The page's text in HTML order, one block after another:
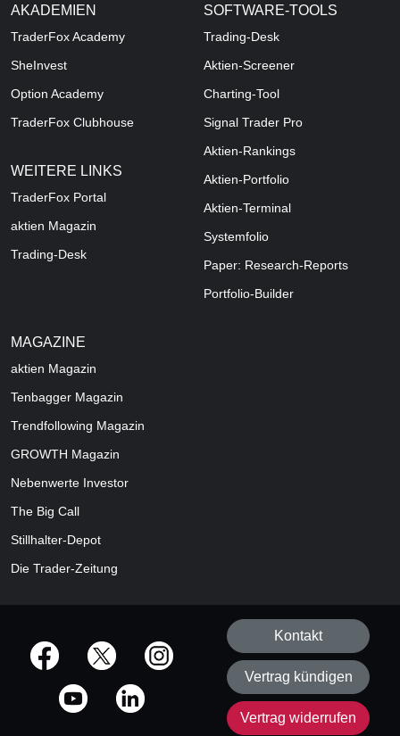
AKADEMIEN
TraderFox Academy
SheInvest
Option Academy
TraderFox Clubhouse
WEITERE LINKS
TraderFox Portal
aktien Magazin
Trading-Desk
SOFTWARE-TOOLS
Trading-Desk
Aktien-Screener
Charting-Tool
Signal Trader Pro
Aktien-Rankings
Aktien-Portfolio
Aktien-Terminal
Systemfolio
Paper: Research-Reports
Portfolio-Builder
MAGAZINE
aktien Magazin
Tenbagger Magazin
Trendfollowing Magazin
GROWTH Magazin
Nebenwerte Investor
The Big Call
Stillhalter-Depot
Die Trader-Zeitung
offizielle Social Media-Accounts
Kontakt
Vertrag kündigen
Vertrag widerrufen